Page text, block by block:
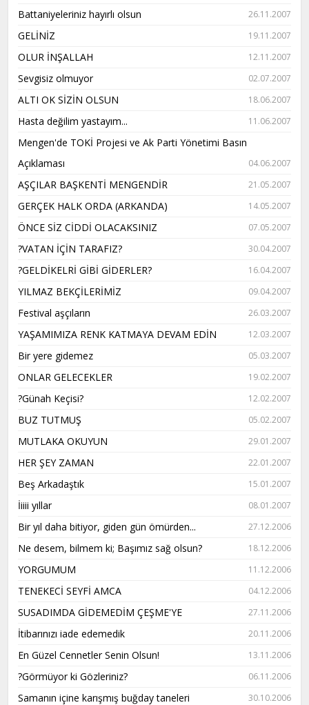
Battaniyeleriniz hayırlı olsun 26.11.2007
GELİNİZ 19.11.2007
OLUR İNŞALLAH 12.11.2007
Sevgisiz olmuyor 02.07.2007
ALTI OK SİZİN OLSUN 18.06.2007
Hasta değilim yastayım... 11.06.2007
Mengen'de TOKİ Projesi ve Ak Parti Yönetimi Basın
Açıklaması
04.06.2007
AŞÇILAR BAŞKENTİ MENGENDİR 21.05.2007
GERÇEK HALK ORDA (ARKANDA) 14.05.2007
ÖNCE SİZ CİDDİ OLACAKSINIZ 07.05.2007
?VATAN İÇİN TARAFIZ? 30.04.2007
?GELDİKELRİ GİBİ GİDERLER? 16.04.2007
YILMAZ BEKÇİLERİMİZ 09.04.2007
Festival aşçıların 26.03.2007
YAŞAMIMIZA RENK KATMAYA DEVAM EDİN 12.03.2007
Bir yere gidemez 05.03.2007
ONLAR GELECEKLER 19.02.2007
?Günah Keçisi? 12.02.2007
BUZ TUTMUŞ 05.02.2007
MUTLAKA OKUYUN 29.01.2007
HER ŞEY ZAMAN 22.01.2007
Beş Arkadaştık 15.01.2007
İiiii yıllar 08.01.2007
Bir yıl daha bitiyor, giden gün ömürden... 27.12.2006
Ne desem, bilmem ki; Başımız sağ olsun? 18.12.2006
YORGUMUM 11.12.2006
TENEKECİ SEYFİ AMCA 04.12.2006
SUSADIMDA GİDEMEDİM ÇEŞME'YE 27.11.2006
İtibarınızı iade edemedik 20.11.2006
En Güzel Cennetler Senin Olsun! 13.11.2006
?Görmüyor ki Gözleriniz? 06.11.2006
Samanın içine karışmış buğday taneleri 30.10.2006